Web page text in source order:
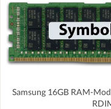
Samsung 16GB RAM-